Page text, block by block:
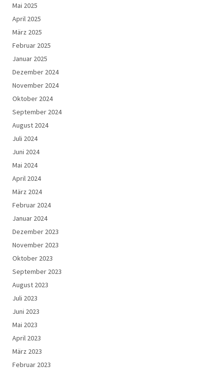
Mai 2025
April 2025
März 2025
Februar 2025
Januar 2025
Dezember 2024
November 2024
Oktober 2024
September 2024
August 2024
Juli 2024
Juni 2024
Mai 2024
April 2024
März 2024
Februar 2024
Januar 2024
Dezember 2023
November 2023
Oktober 2023
September 2023
August 2023
Juli 2023
Juni 2023
Mai 2023
April 2023
März 2023
Februar 2023